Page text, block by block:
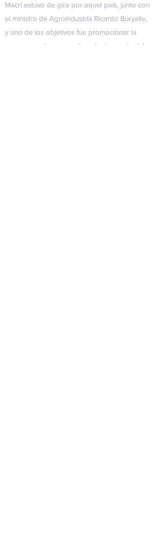
Macri estuvo de gira por aquel país, junto con
el ministro de Agroindustria Ricardo Buryaile,
y uno de los objetivos fue promocionar la
carne argentina, para elevar la demanda del